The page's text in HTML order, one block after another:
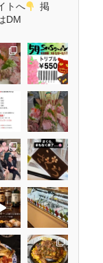
トへ
掲
DM